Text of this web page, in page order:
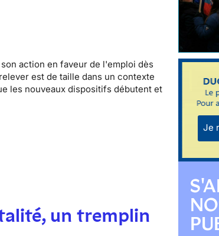
action en faveur de l'emploi dès
est de taille dans un contexte
les nouveaux dispositifs débutent et
un tremplin
Je